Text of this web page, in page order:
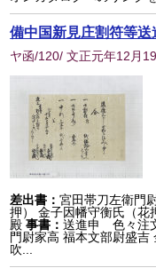
備中国新見庄割符等送
ヤ函/120/ 文正元年12月
差出書：宮田帯刀左衛門
押） 金子因幡守衡氏（花
殿 事書：送進申 色々注
門尉家高 福本文部尉盛吉
吹...